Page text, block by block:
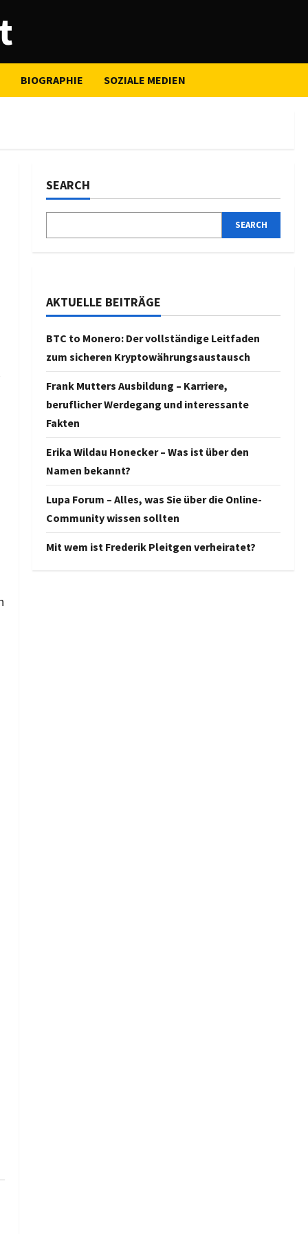
BIOGRAPHIE SOZIALE MEDIEN
SEARCH
SEARCH
AKTUELLE BEITRÄGE
BTC to Monero: Der vollständige Leitfaden
zum sicheren Kryptowährungsaustausch
Frank Mutters Ausbildung – Karriere,
beruflicher Werdegang und interessante
Fakten
Erika Wildau Honecker – Was ist über den
Namen bekannt?
Lupa Forum – Alles, was Sie über die Online-
Community wissen sollten
Mit wem ist Frederik Pleitgen verheiratet?